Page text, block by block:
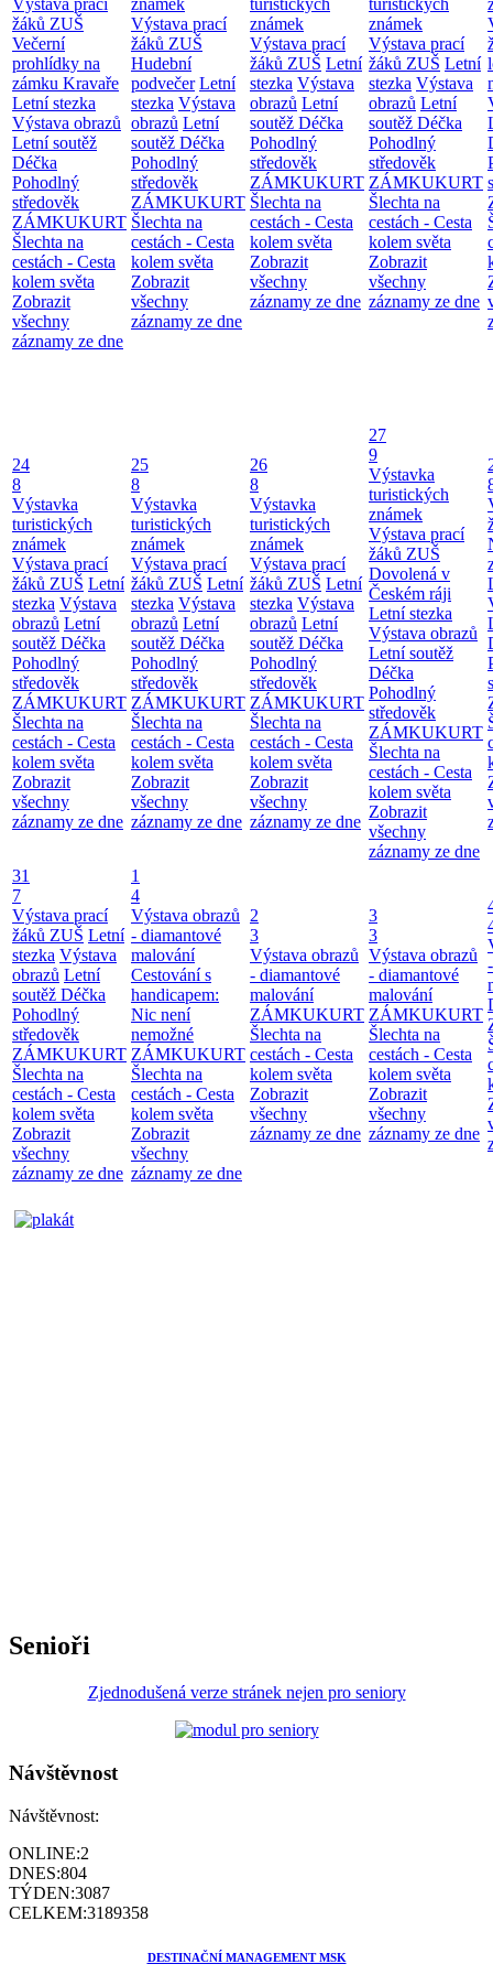
žáků ZUŠ
Večerní
prohlídky na
zámku Kravaře
Letní stezka
Výstava obrazů
Letní soutěž
Déčka
Pohodlný
středověk
ZÁMKUKURT
Šlechta na
cestách - Cesta
kolem světa
Zobrazit
všechny
záznamy ze dne
Výstava prací
žáků ZUŠ
Hudební
podvečer Letní
stezka Výstava
obrazů Letní
soutěž Déčka
Pohodlný
středověk
ZÁMKUKURT
Šlechta na
cestách - Cesta
kolem světa
Zobrazit
všechny
záznamy ze dne
známek
Výstava prací
žáků ZUŠ Letní
stezka Výstava
obrazů Letní
soutěž Déčka
Pohodlný
středověk
ZÁMKUKURT
Šlechta na
cestách - Cesta
kolem světa
Zobrazit
všechny
záznamy ze dne
známek
Výstava prací
žáků ZUŠ Letní
stezka Výstava
obrazů Letní
soutěž Déčka
Pohodlný
středověk
ZÁMKUKURT
Šlechta na
cestách - Cesta
kolem světa
Zobrazit
všechny
záznamy ze dne
24
8
Výstavka
turistických
známek
Výstava prací
žáků ZUŠ Letní
stezka Výstava
obrazů Letní
soutěž Déčka
Pohodlný
středověk
ZÁMKUKURT
Šlechta na
cestách - Cesta
kolem světa
Zobrazit
všechny
záznamy ze dne
25
8
Výstavka
turistických
známek
Výstava prací
žáků ZUŠ Letní
stezka Výstava
obrazů Letní
soutěž Déčka
Pohodlný
středověk
ZÁMKUKURT
Šlechta na
cestách - Cesta
kolem světa
Zobrazit
všechny
záznamy ze dne
26
8
Výstavka
turistických
známek
Výstava prací
žáků ZUŠ Letní
stezka Výstava
obrazů Letní
soutěž Déčka
Pohodlný
středověk
ZÁMKUKURT
Šlechta na
cestách - Cesta
kolem světa
Zobrazit
všechny
záznamy ze dne
27
9
Výstavka
turistických
známek
Výstava prací
žáků ZUŠ
Dovolená v
Českém ráji
Letní stezka
Výstava obrazů
Letní soutěž
Déčka
Pohodlný
středověk
ZÁMKUKURT
Šlechta na
cestách - Cesta
kolem světa
Zobrazit
všechny
záznamy ze dne
31
7
Výstava prací
žáků ZUŠ Letní
stezka Výstava
obrazů Letní
soutěž Déčka
Pohodlný
středověk
ZÁMKUKURT
Šlechta na
cestách - Cesta
kolem světa
Zobrazit
všechny
záznamy ze dne
1
4
Výstava obrazů
- diamantové
malování
Cestování s
handicapem:
Nic není
nemožné
ZÁMKUKURT
Šlechta na
cestách - Cesta
kolem světa
Zobrazit
všechny
záznamy ze dne
2
3
Výstava obrazů
- diamantové
malování
ZÁMKUKURT
Šlechta na
cestách - Cesta
kolem světa
Zobrazit
všechny
záznamy ze dne
3
3
Výstava obrazů
- diamantové
malování
ZÁMKUKURT
Šlechta na
cestách - Cesta
kolem světa
Zobrazit
všechny
záznamy ze dne
Senioři
Zjednodušená verze stránek nejen pro seniory
Návštěvnost
Návštěvnost:
ONLINE:2
DNES:804
TÝDEN:3087
CELKEM:3189358
DESTINAČNÍ MANAGEMENT MSK